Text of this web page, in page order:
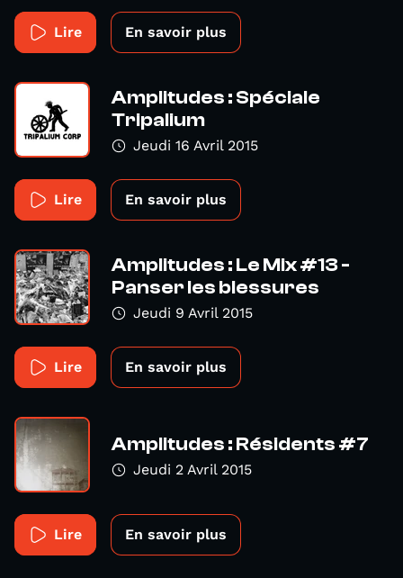
Lire En savoir plus
Amplitudes : Spéciale
Tripalium
Jeudi 16 Avril 2015
Lire En savoir plus
Amplitudes : Le Mix #13 -
Panser les blessures
Jeudi 9 Avril 2015
Lire En savoir plus
Amplitudes : Résidents #7
Jeudi 2 Avril 2015
Lire En savoir plus